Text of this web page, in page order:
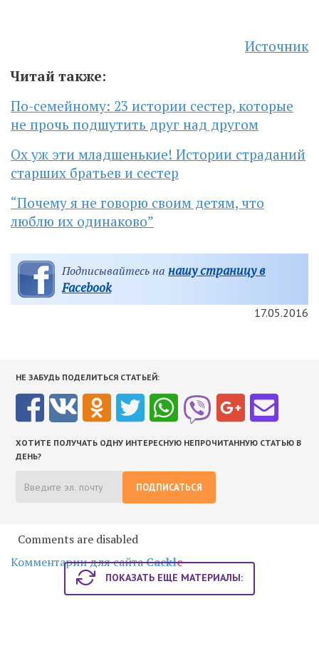
Источник
Читай также:
По-семейному: 23 истории сестер, которые
не прочь подшутить друг над другом
Ох уж эти младшенькие! Истории страданий
старших братьев и сестер
“Почему я не говорю своим детям, что
люблю их одинаково”
Подписывайтесь на нашу страницу в
Facebook
17.05.2016
НЕ ЗАБУДЬ ПОДЕЛИТЬСЯ СТАТЬЕЙ:
ХОТИТЕ ПОЛУЧАТЬ ОДНУ ИНТЕРЕСНУЮ НЕПРОЧИТАННУЮ СТАТЬЮ В
ДЕНЬ?
ПОДПИСАТЬСЯ
Comments are disabled
Комментарии для сайтаCackle
ПОКАЗАТЬ ЕЩЕ МАТЕРИАЛЫ: